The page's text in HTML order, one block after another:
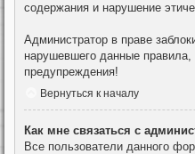
содержания и нарушение
Администратор в праве
нарушевшего данные правила,
предупреждения!
Вернуться к началу
Как мне связаться с
Все пользователи данного